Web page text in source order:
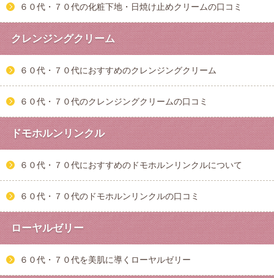
６０代・７０代の化粧下地・日焼け止めクリームの口コミ
クレンジングクリーム
６０代・７０代におすすめのクレンジングクリーム
６０代・７０代のクレンジングクリームの口コミ
ドモホルンリンクル
６０代・７０代におすすめのドモホルンリンクルについて
６０代・７０代のドモホルンリンクルの口コミ
ローヤルゼリー
６０代・７０代を美肌に導くローヤルゼリー